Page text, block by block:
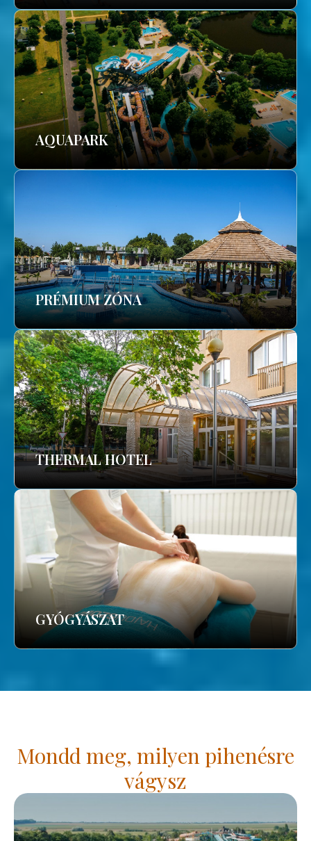
AQUAPARK
PRÉMIUM ZÓNA
THERMAL HOTEL
GYÓGYÁSZAT
Mondd meg, milyen pihenésre
vágysz